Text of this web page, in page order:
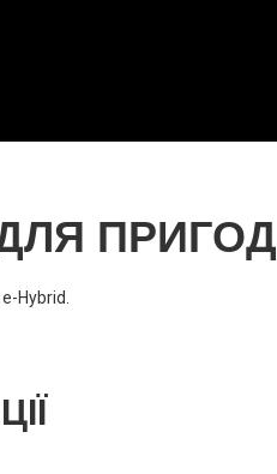
ПРИГОД
Hybrid.